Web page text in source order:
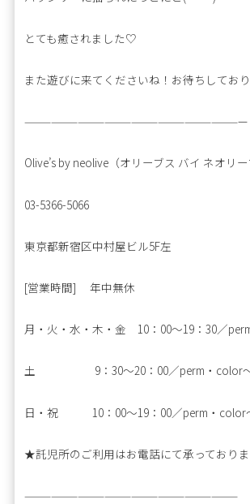
とても癒されました♡
また遊びに来てくださいね！お待ちしてお
—————————————————————————
Olive’s by neolive（オリーブス バイ ネオリー
03-5366-5066
東京都新宿区中村屋ビル5F左
[営業時間] 年中無休
月・火・水・木・金 10：00～19：30／
土 9：30～20：00／perm・color～
日・祝 10：00～19：00／perm・color
★託児所のご利用はお電話にて承っておりま
————————————————————————